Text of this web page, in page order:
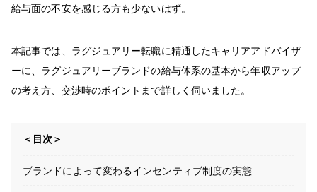
給与面の不安を感じる方も少ないはず。
本記事では、ラグジュアリー転職に精通したキャリアアドバイザ
ーに、ラグジュアリーブランドの給与体系の基本から年収アップ
の考え方、交渉時のポイントまで詳しく伺いました。
＜目次＞
ブランドによって変わるインセンティブ制度の実態